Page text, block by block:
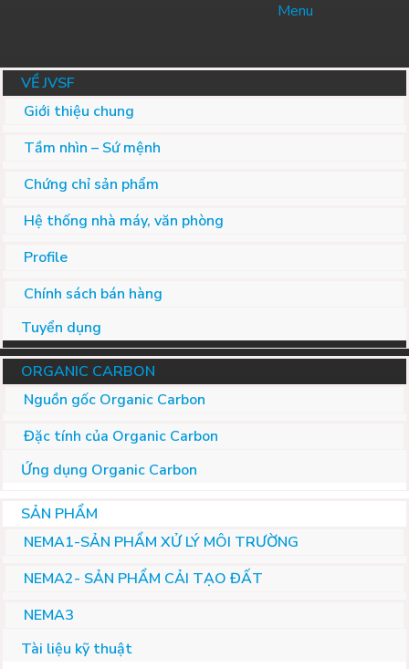
Menu
VỀ JVSF
Giới thiệu chung
Tầm nhìn – Sứ mệnh
Chứng chỉ sản phẩm
Hệ thống nhà máy, văn phòng
Profile
Chính sách bán hàng
Tuyển dụng
ORGANIC CARBON
Nguồn gốc Organic Carbon
Đặc tính của Organic Carbon
Ứng dụng Organic Carbon
SẢN PHẨM
NEMA1-SẢN PHẨM XỬ LÝ MÔI TRƯỜNG
NEMA2- SẢN PHẨM CẢI TẠO ĐẤT
NEMA3
Tài liệu kỹ thuật